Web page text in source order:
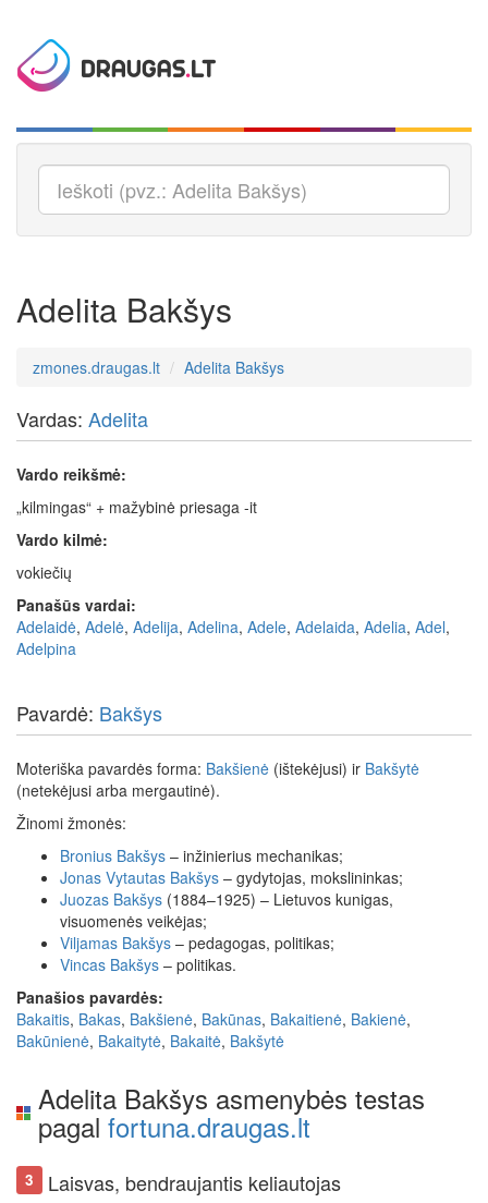
Adelita Bakšys
zmones.draugas.lt Adelita Bakšys
Vardas: Adelita
Vardo reikšmė:
„kilmingas“ + mažybinė priesaga -it
Vardo kilmė:
vokiečių
Panašūs vardai:
Adelaidė, Adelė, Adelija, Adelina, Adele, Adelaida, Adelia, Adel,
Adelpina
Pavardė: Bakšys
Moteriška pavardės forma: Bakšienė (ištekėjusi) ir Bakšytė
(netekėjusi arba mergautinė).
Žinomi žmonės:
Bronius Bakšys – inžinierius mechanikas;
Jonas Vytautas Bakšys – gydytojas, mokslininkas;
Juozas Bakšys (1884–1925) – Lietuvos kunigas,
visuomenės veikėjas;
Viljamas Bakšys – pedagogas, politikas;
Vincas Bakšys – politikas.
Panašios pavardės:
Bakaitis, Bakas, Bakšienė, Bakūnas, Bakaitienė, Bakienė,
Bakūnienė, Bakaitytė, Bakaitė, Bakšytė
Adelita Bakšys asmenybės testas
pagal fortuna.draugas.lt
3 Laisvas, bendraujantis keliautojas